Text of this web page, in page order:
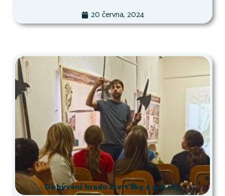
20 června, 2024
Dobývání hradu čtvrťáky a páťáky